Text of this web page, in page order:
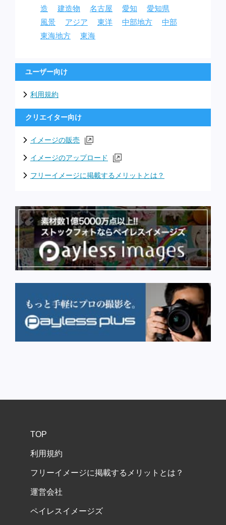
造
建造物 名古屋 愛知
愛知県
風景
アジア 東洋 中部地方
中部
東海地方
東海
ユーザー向け
利用規約
クリエイター向け
イメージの販売
イメージのアップロード
フリーイメージに掲載するメリットとは？
TOP
利用規約
フリーイメージに掲載するメリットとは？
運営会社
ペイレスイメージズ